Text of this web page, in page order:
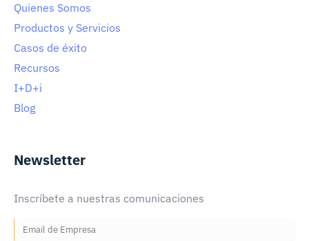
Quienes Somos
Productos y Servicios
Casos de éxito
Recursos
I+D+i
Blog
Newsletter
Inscríbete a nuestras comunicaciones